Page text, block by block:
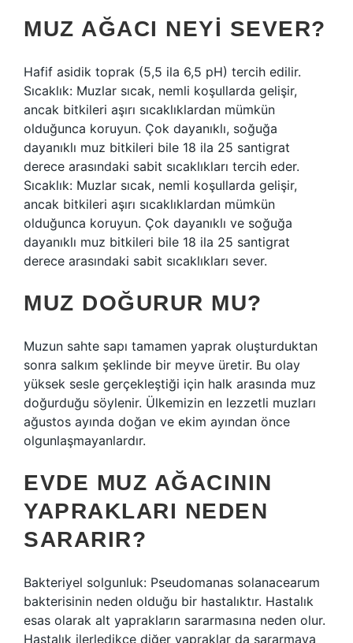
MUZ AĞACI NEYI SEVER?
Hafif asidik toprak (5,5 ila 6,5 ​​pH) tercih edilir.
Sıcaklık: Muzlar sıcak, nemli koşullarda gelişir,
ancak bitkileri aşırı sıcaklıklardan mümkün
olduğunca koruyun. Çok dayanıklı, soğuğa
dayanıklı muz bitkileri bile 18 ila 25 santigrat
derece arasındaki sabit sıcaklıkları tercih eder.
Sıcaklık: Muzlar sıcak, nemli koşullarda gelişir,
ancak bitkileri aşırı sıcaklıklardan mümkün
olduğunca koruyun. Çok dayanıklı ve soğuğa
dayanıklı muz bitkileri bile 18 ila 25 santigrat
derece arasındaki sabit sıcaklıkları sever.
MUZ DOĞURUR MU?
Muzun sahte sapı tamamen yaprak oluşturduktan
sonra salkım şeklinde bir meyve üretir. Bu olay
yüksek sesle gerçekleştiği için halk arasında muz
doğurduğu söylenir. Ülkemizin en lezzetli muzları
ağustos ayında doğan ve ekim ayından önce
olgunlaşmayanlardır.
EVDE MUZ AĞACININ
YAPRAKLARI NEDEN
SARARIR?
Bakteriyel solgunluk: Pseudomanas solanacearum
bakterisinin neden olduğu bir hastalıktır. Hastalık
esas olarak alt yaprakların sararmasına neden olur.
Hastalık ilerledikçe diğer yapraklar da sararmaya